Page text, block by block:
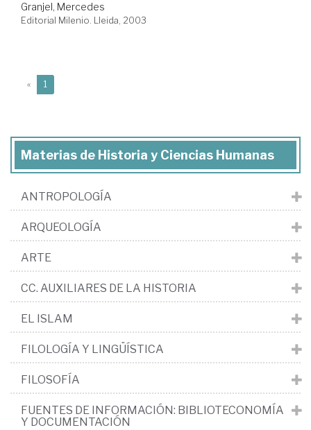
Granjel, Mercedes
Editorial Milenio. Lleida, 2003
« 1
Materias de Historia y Ciencias Humanas
ANTROPOLOGÍA
ARQUEOLOGÍA
ARTE
CC. AUXILIARES DE LA HISTORIA
EL ISLAM
FILOLOGÍA Y LINGÜÍSTICA
FILOSOFÍA
FUENTES DE INFORMACIÓN: BIBLIOTECONOMÍA
Y DOCUMENTACIÓN